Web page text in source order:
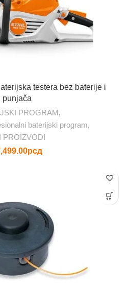
testera bez baterije i
punjača
PROGRAM,
baterijski program,
PROIZVODI
рсд